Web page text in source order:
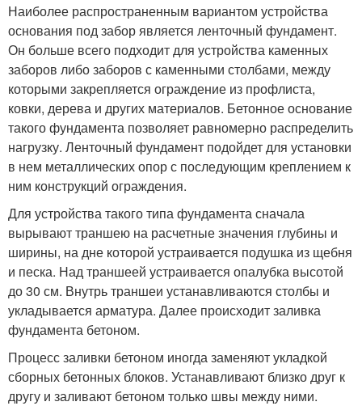
Наиболее распространенным вариантом устройства
основания под забор является ленточный фундамент.
Он больше всего подходит для устройства каменных
заборов либо заборов с каменными столбами, между
которыми закрепляется ограждение из профлиста,
ковки, дерева и других материалов. Бетонное основание
такого фундамента позволяет равномерно распределить
нагрузку. Ленточный фундамент подойдет для установки
в нем металлических опор с последующим креплением к
ним конструкций ограждения.
Для устройства такого типа фундамента сначала
вырывают траншею на расчетные значения глубины и
ширины, на дне которой устраивается подушка из щебня
и песка. Над траншеей устраивается опалубка высотой
до 30 см. Внутрь траншеи устанавливаются столбы и
укладывается арматура. Далее происходит заливка
фундамента бетоном.
Процесс заливки бетоном иногда заменяют укладкой
сборных бетонных блоков. Устанавливают близко друг к
другу и заливают бетоном только швы между ними.